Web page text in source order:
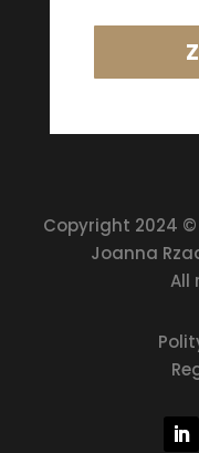
Copyright 2024 ©
Joanna
All